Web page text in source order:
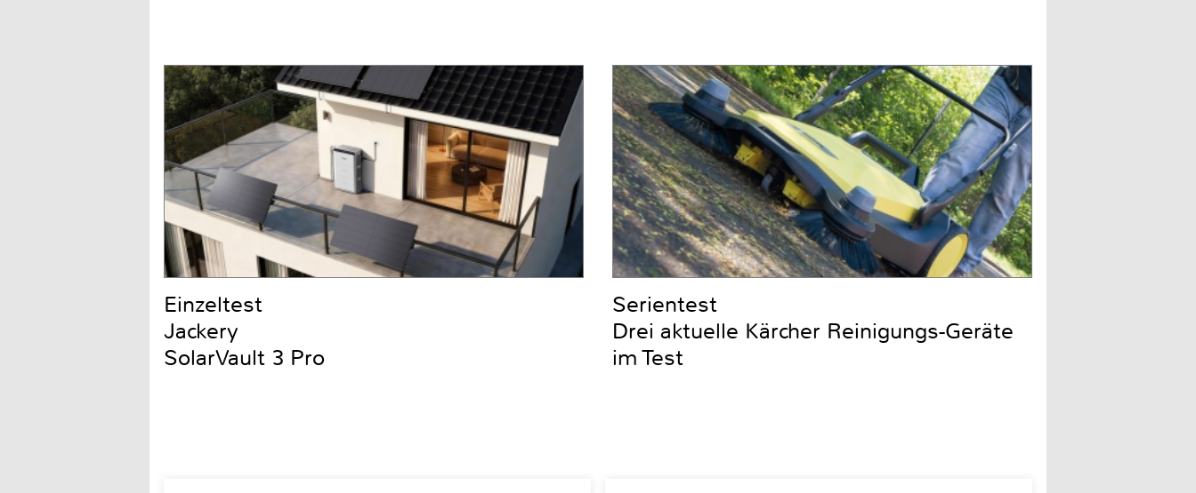
Einzeltest
Jackery
SolarVault 3 Pro
Serientest
Drei aktuelle Kärcher Reinigungs-Geräte
im Test